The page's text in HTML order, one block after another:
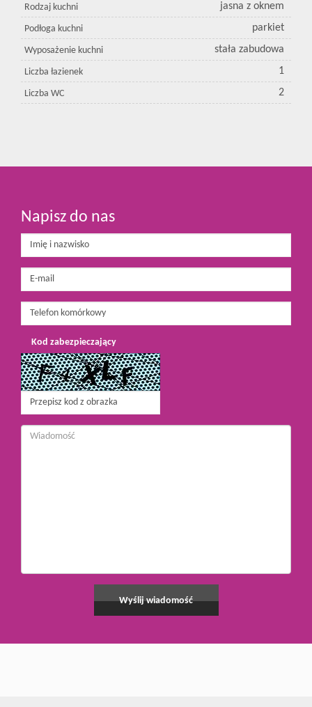
Rodzaj kuchni jasna z oknem
Podłoga kuchni parkiet
Wyposażenie kuchni stała zabudowa
Liczba łazienek 1
Liczba WC 2
Napisz do nas
Kod zabezpieczający